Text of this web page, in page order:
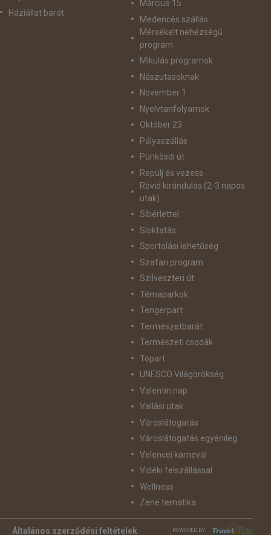
Háziállat barát
Március 15
Medencés szállás
Mérsékelt nehézségű
program
Mikulás programok
Nászutasoknak
November 1
Nyelvtanfolyamok
Október 23
Pályaszállás
Pünkösdi út
Repülj és vezess
Rövid kirándulás (2-3 napos
utak)
Síbérlettel
Síoktatás
Sportolási lehetőség
Szafari program
Szilveszteri út
Témaparkok
Tengerpart
Természetbarát
Természeti csodák
Tópart
UNESCO Világörökség
Valentin nap
Vallási utak
Városlátogatás
Városlátogatás egyénileg
Velencei karnevál
Vidéki felszállással
Wellness
Zene tematika
Általános szerződési feltételek POWERED BY: